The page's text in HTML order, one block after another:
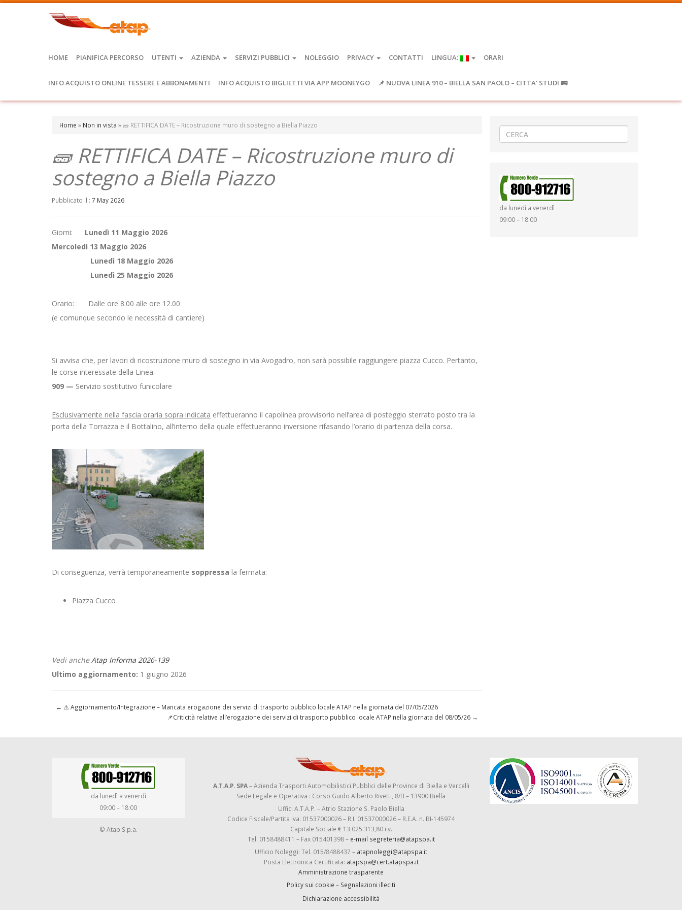
HOME PIANIFICA PERCORSO UTENTI AZIENDA SERVIZI PUBBLICI NOLEGGIO PRIVACY CONTATTI LINGUA: ORARI
INFO ACQUISTO ONLINE TESSERE E ABBONAMENTI INFO ACQUISTO BIGLIETTI VIA APP MOONEYGO 📌 NUOVA LINEA 910 – BIELLA SAN PAOLO – CITTA’ STUDI 🚌
Home » Non in vista »🧱 RETTIFICA DATE – Ricostruzione muro di sostegno a Biella Piazzo
🧱 RETTIFICA DATE – Ricostruzione muro di
sostegno a Biella Piazzo
Pubblicato il : 7 May 2026
Giorni:
Lunedì 11 Maggio 2026
Mercoledì 13 Maggio 2026
Lunedì 18 Maggio 2026
Lunedì 25 Maggio 2026
Orario: Dalle ore 8.00 alle ore 12.00
(e comunque secondo le necessità di cantiere)
Si avvisa che, per lavori di ricostruzione muro di sostegno in via Avogadro, non sarà possibile raggiungere piazza Cucco. Pertanto,
le corse interessate della Linea:
909 — Servizio sostitutivo funicolare
Esclusivamente nella fascia oraria sopra indicata effettueranno il capolinea provvisorio nell’area di posteggio sterrato posto tra la
porta della Torrazza e il Bottalino, all’interno della quale effettueranno inversione rifasando l’orario di partenza della corsa.
Di conseguenza, verrà temporaneamente soppressa la fermata:
Piazza Cucco
Vedi ancheAtap Informa 2026-139
Ultimo aggiornamento: 1 giugno 2026
← ⚠️ Aggiornamento/Integrazione – Mancata erogazione dei servizi di trasporto pubblico locale ATAP nella giornata del 07/05/2026
📌Criticità relative all’erogazione dei servizi di trasporto pubblico locale ATAP nella giornata del 08/05/26 →
da lunedì a venerdì
09:00 – 18:00
da lunedì a venerdì
09:00 – 18:00
© Atap S.p.a.
A.T.A.P. SPA– Azienda Trasporti Automobilistici Pubblici delle Province di Biella e Vercelli
Sede Legale e Operativa : Corso Guido Alberto Rivetti, 8/B – 13900 Biella
Uffici A.T.A.P. – Atrio Stazione S. Paolo Biella
Codice Fiscale/Partita Iva: 01537000026 – R.I. 01537000026 – R.E.A. n. BI-145974
Capitale Sociale € 13.025.313,80 i.v.
Tel. 0158488411 – Fax 015401398 – e-mail segreteria@atapspa.it
Ufficio Noleggi: Tel. 015/8488437 – atapnoleggi@atapspa.it
Posta Elettronica Certificata: atapspa@cert.atapspa.it
Amministrazione trasparente
Policy sui cookie – Segnalazioni illeciti
Dichiarazione accessibilità